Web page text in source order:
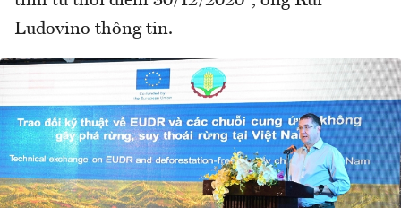
Ludovino thông tin.